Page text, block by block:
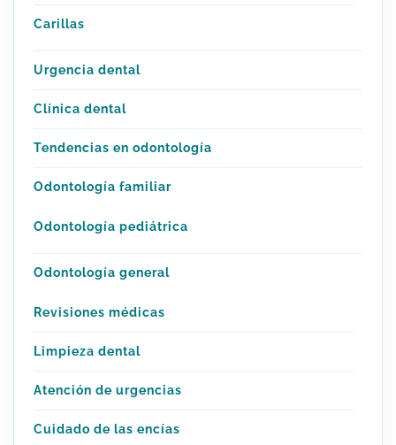
Carillas
Urgencia dental
Clínica dental
Tendencias en odontología
Odontología familiar
Odontología pediátrica
Odontología general
Revisiones médicas
Limpieza dental
Atención de urgencias
Cuidado de las encías